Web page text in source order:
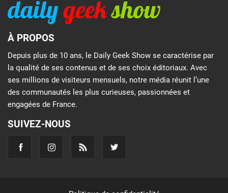
À PROPOS
Depuis plus de 10 ans, le Daily Geek Show se caractérise par
la qualité de ses contenus et de ses choix éditoriaux. Avec
ses millions de visiteurs mensuels, notre média réunit l’une
des communautés les plus curieuses, passionnées et
engagées de France.
SUIVEZ-NOUS